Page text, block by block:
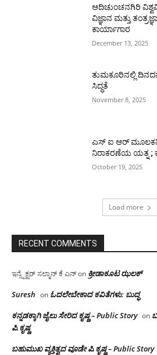
ಆದಿಚುಂಚನಗಿರಿ
ವಿಜ್ಞಾನ ಮತ್ತು
ಕಾರ್ಯಾಗಾರ
December 13, 2025
ತುಮಕೂರಿನಲ್ಲಿ
ಸಿದ್ಧತೆ
November 8, 2025
ಎಸ್ ಐ ಆರ್
ನಿರಾಕರಣೆಯ ಯತ್ನ ;
October 19, 2025
Load more
RECENT COMMENTS
ಇನ್ಸ್ಪೆಕ್ಟರ್ ಸಲ್ಮಾನ್ ಕೆ ಎನ್on ಕ್ರೀಡಾಕೂಟ ಝಲಕ್
Suresh on ಓದಲೇಬೇಕಾದ‌ ಕವಿತೆಗಳು: ಬುದ್ಧ
ಕನ್ನಡಕ್ಕಾಗಿ ಜೈಲು ಸೇರಿದ ಕೃಷ್ಣ – Public Story on
ಪಿ.ಕೃಷ್ಣ
ಬಹುಮುಖ ವ್ಯಕ್ತಿತ್ವದ ವೂಡೇ ಪಿ.ಕೃಷ್ಣ – Public Story